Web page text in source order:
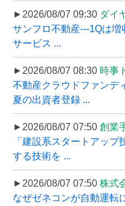
►2026/08/07 09:30 ダイ
サンフロ不動産---1Qは
サービス ...
►2026/08/07 08:30 時事
不動産クラウドファンデ
夏の出資者登録 ...
►2026/08/07 07:50 創業
「建設系スタートアッ
する技術を ...
►2026/08/07 07:50 株式
なぜゼネコンが自動運